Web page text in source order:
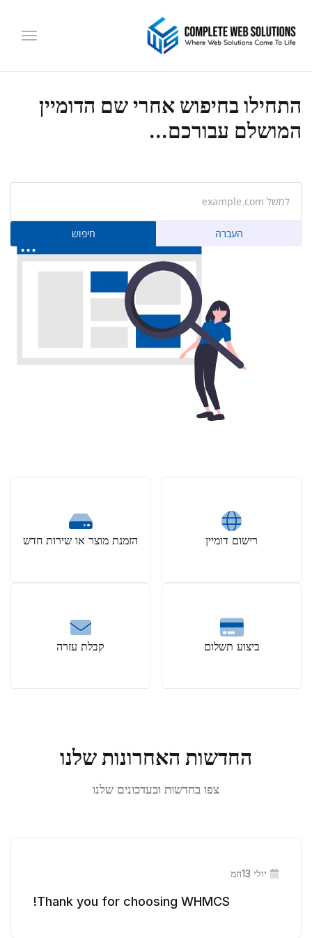
הפעלת
התחילו בחיפוש אחרי שם הדומיין
המושלם עבורכם...
רישום דומיין הזמנת מוצר או שירות חדש
ביצוע תשלום קבלת עזרה
החדשות האחרונות שלנו
צפו בחדשות ובעדכונים שלנו
יולי 13חמ
Thank you for choosing WHMCS!